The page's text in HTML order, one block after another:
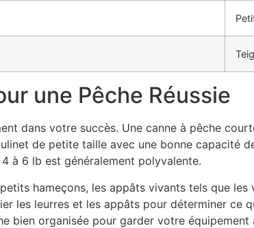
une Pêche Réussie
dans votre succès. Une canne à pêche
de petite taille avec une bonne capacité
à 6 lb est généralement polyvalente.
hameçons, les appâts vivants tels que
les leurres et les appâts pour déterminer ce
bien organisée pour garder votre